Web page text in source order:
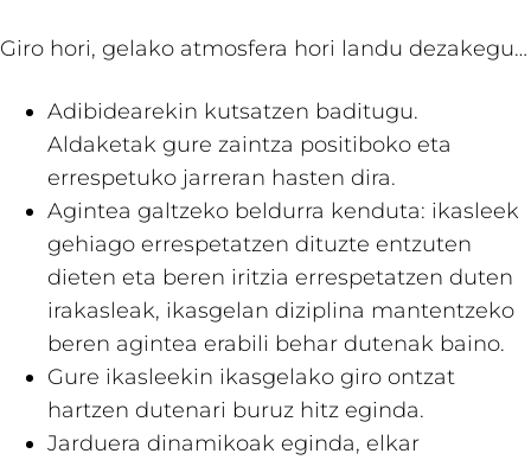
Giro hori, gelako atmosfera hori landu dezakegu…
Adibidearekin kutsatzen baditugu.
Aldaketak gure zaintza positiboko eta
errespetuko jarreran hasten dira.
Agintea galtzeko beldurra kenduta: ikasleek
gehiago errespetatzen dituzte entzuten
dieten eta beren iritzia errespetatzen duten
irakasleak, ikasgelan diziplina mantentzeko
beren agintea erabili behar dutenak baino.
Gure ikasleekin ikasgelako giro ontzat
hartzen dutenari buruz hitz eginda.
Jarduera dinamikoak eginda, elkar